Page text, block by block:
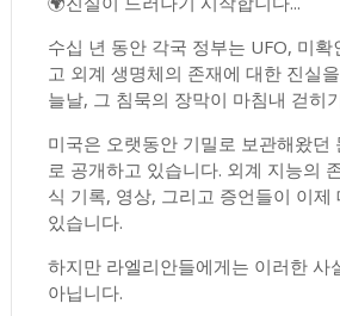
수십 년 동안 각국 정부는 UFO, 미확
고 외계 생명체의 존재에 대한 진실
늘날, 그 침묵의 장막이 마침내 걷히
미국은 오랫동안 기밀로 보관해왔던
로 공개하고 있습니다. 외계 지능의
식 기록, 영상, 그리고 증언들이 이제
있습니다.
하지만 라엘리안들에게는 이러한 사
아닙니다.